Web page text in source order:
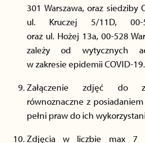
301 Warszawa, oraz siedziby
ul. Kruczej 5/11D, 00-
oraz ul. Hożej 13a, 00-528
zależy od wytycznych
w zakresie epidemii COVID-19.
Załączenie zdjęć do
równoznaczne z
pełni praw do ich
Zdjęcia w liczbie max 7